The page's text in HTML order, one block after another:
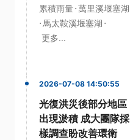
累積雨量·萬里溪堰塞湖
· 馬太鞍溪堰塞湖 ·
更多...
2026-07-08 14:50:55
光復洪災後部分地區
出現淤積 成大團隊採
樣調查盼改善環衛